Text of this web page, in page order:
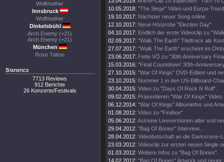
Wolfmother
Innsbruck
Wolfmother
Dinkelsbühl
Arch Enemy (+21)
Arch Enemy (+21)
München
Rose Tattoo
Statistics
7713 Reviews
912 Berichte
26 Konzerte/Festivals
10.05.2018: "The Siege" Video und Eurpa-
19.10.2017: Nächster neuer Song online
12.10.2017: Neue Hörprobe "Election Day"
04.10.2017: Endlich der erste Videoclip zu
02.09.2017: "Walk The Earth" Titeltrack als
27.07.2017: "Walk The Earth" erscheint im
23.06.2017: Fette VÖ zu "30th Anniversary
15.03.2016: "Final Countdown' 30th-
27.10.2015: "War Of Kings" DVD-Edition und
23.10.2015: Nummer 1 in den US-Billboard-
30.04.2015: Video zu "Days Of Rock N Roll".
09.02.2015: Präsentieren "War Of Kings" Video.
06.12.2014: "War Of Kings" Albuminfos und
01.08.2012: Video zu "Firebox"
05.06.2012: Astreine Liveversionen alter und
29.04.2012: "Bag Of Bones" Interview...
28.04.2012: Videobotschaft an die Darkscene-
23.03.2012: Videoclip zur ersten neuen Single
01.03.2012: Weitere Infos zu "Bag Of Bones".
14.02.2012: "Bag Of Bones" Artwork und neuer